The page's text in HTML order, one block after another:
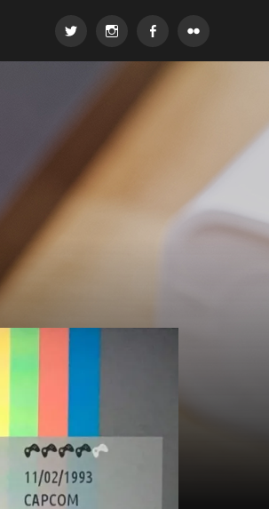
Twitter InstagramFacebook